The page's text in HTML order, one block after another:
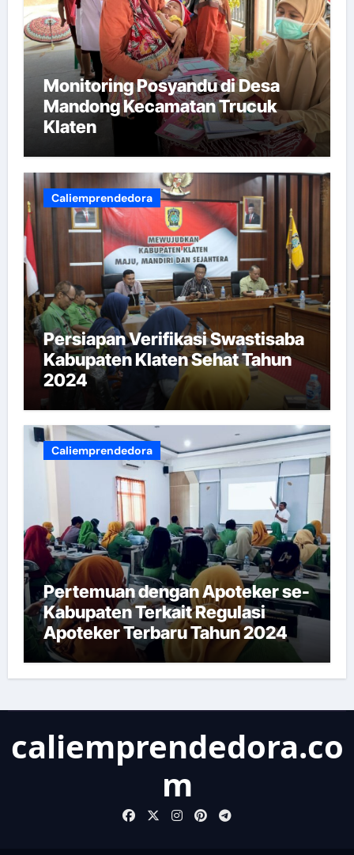
Monitoring Posyandu di Desa
Mandong Kecamatan Trucuk
Klaten
Caliemprendedora
Persiapan Verifikasi Swastisaba
Kabupaten Klaten Sehat Tahun
2024
Caliemprendedora
Pertemuan dengan Apoteker se-
Kabupaten Terkait Regulasi
Apoteker Terbaru Tahun 2024
caliemprendedora.co
m